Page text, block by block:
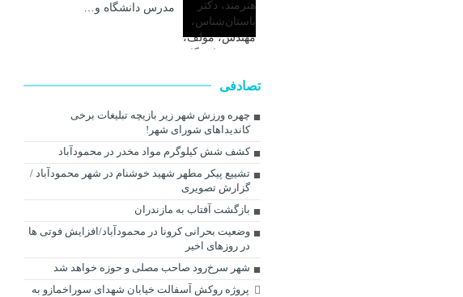
مدرس دانشگاه و…
تصادفی
چهره ورزش شهر زیر بازیچه تبلیغات برخی
کاندیداهای شورای شهر!
کشف شش کیلوگرم مواد مخدر در محمودآباد
تشییع پیکر مطهر شهید خوشنام در شهر محمودآباد /
گزارش تصویری
بازگشت آفتاب به مازندران
وضعیت بحرانی کرونا در محمودآباد/افزایش فوتی ها
در روزهای اخیر
شهر سرخ‌رود صاحب مصلی و حوزه خواهد شد
پروژه روکش آسفالت خیابان شهدای سوراخمازو به